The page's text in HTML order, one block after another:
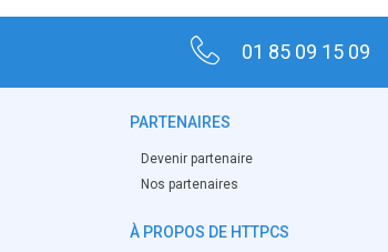
01 85 09 15 09
PARTENAIRES
Devenir partenaire
Nos partenaires
À PROPOS DE HTTPCS